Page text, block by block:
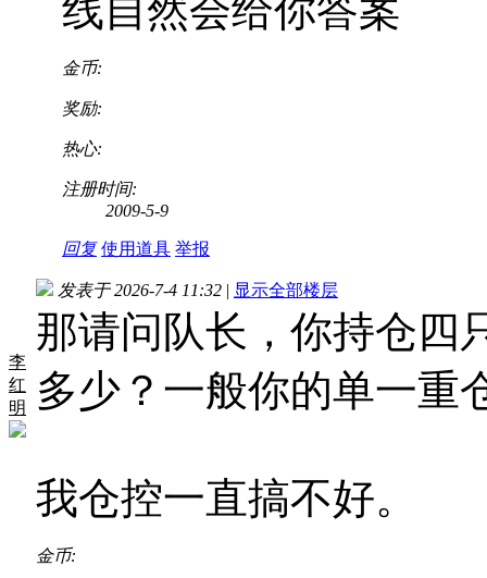
线自然会给你答案
金币:
奖励:
热心:
注册时间:
2009-5-9
回复 使用道具 举报
李
红
明
发表于 2026-7-4 11:32 | 显示全部楼层
那请问队长，你持仓四
多少？一般你的单一重
我仓控一直搞不好。
金币: